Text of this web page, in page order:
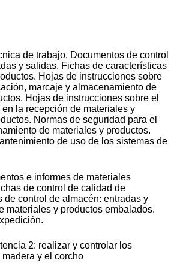
de trabajo. Documentos de control
y salidas. Fichas de características
Hojas de instrucciones sobre
marcaje y almacenamiento de
Hojas de instrucciones sobre el
la recepción de materiales y
Normas de seguridad para el
de materiales y productos.
de uso de los sistemas de
e informes de materiales
de control de calidad de
de control de almacén: entradas y
materiales y productos embalados.
2: realizar y controlar los
y el corcho